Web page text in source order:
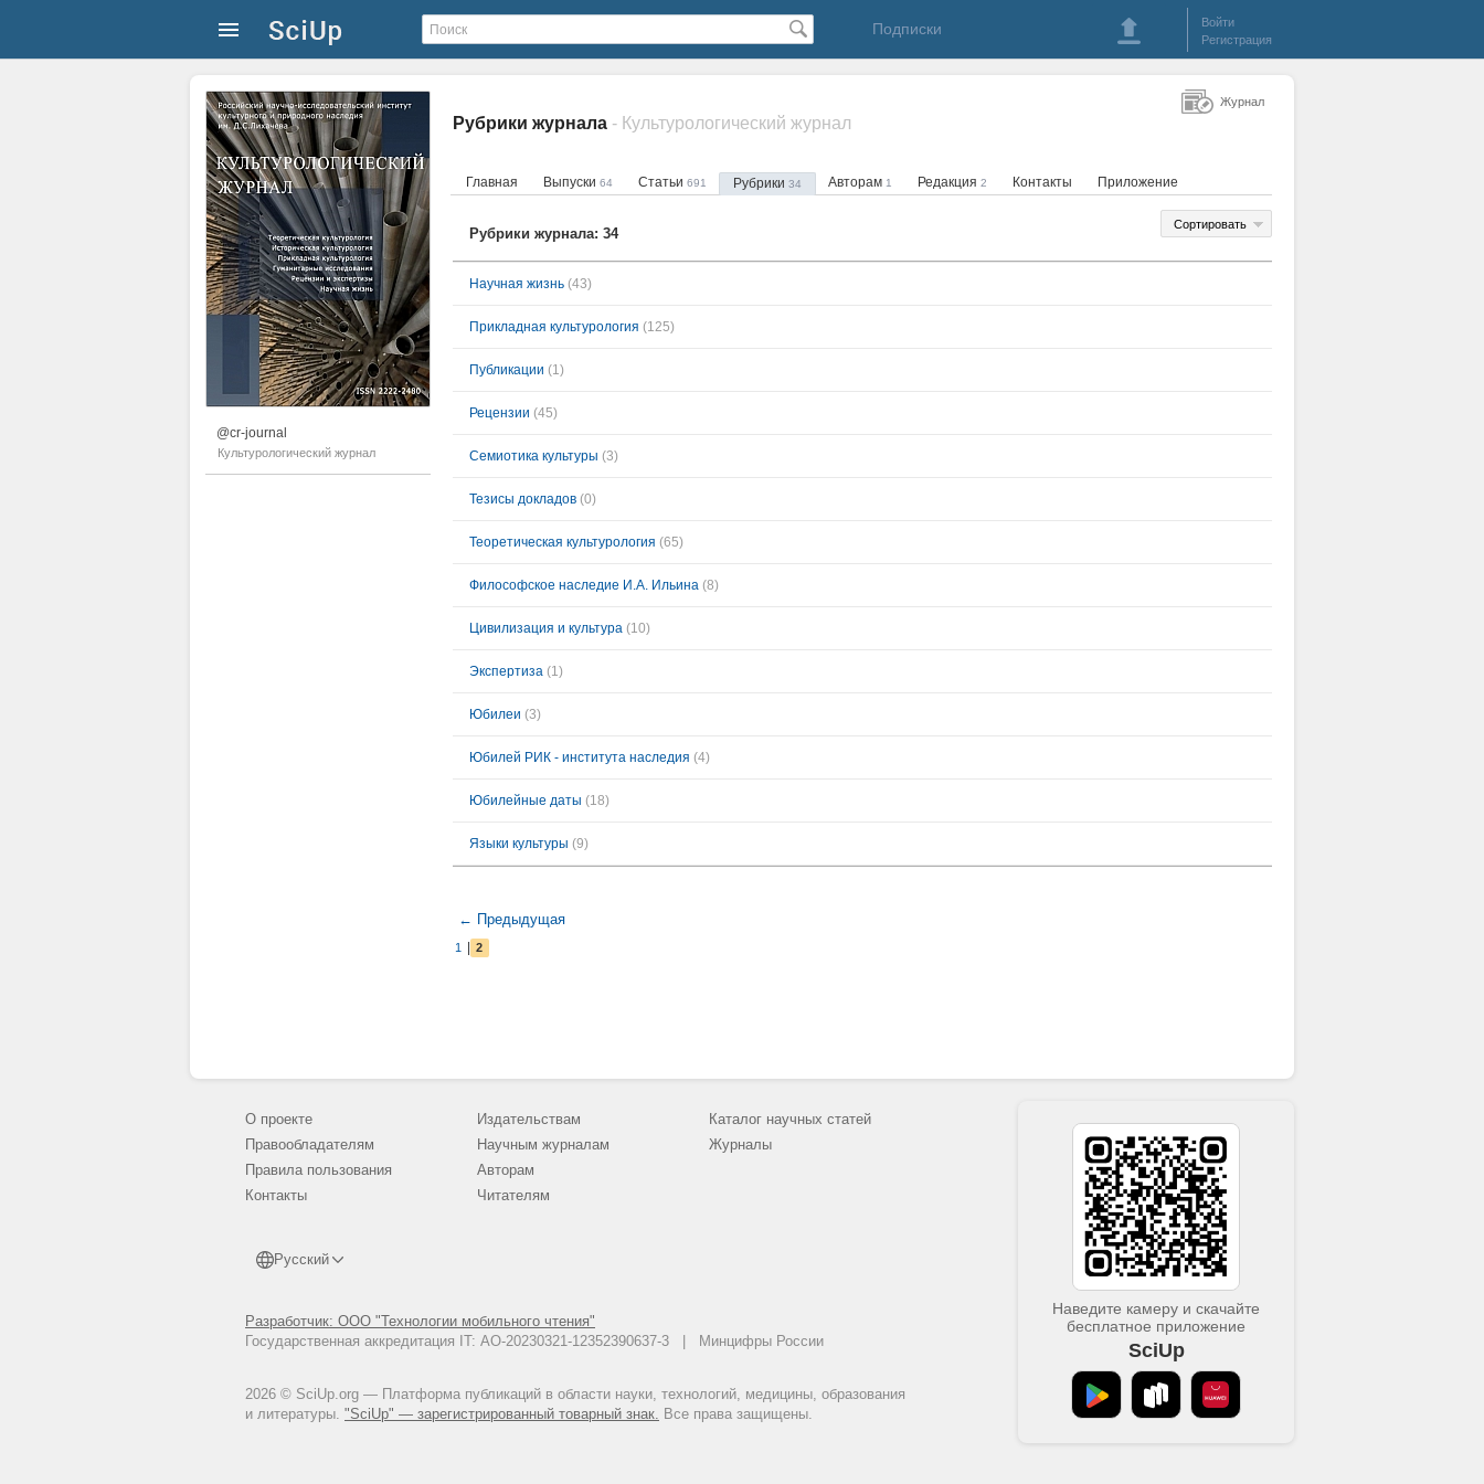
Подписки
Войти
Регистрация
@cr-journal
Культурологический журнал
Рубрики журнала - Культурологический журнал
Главная Выпуски 64 Статьи 691 Рубрики 34 Авторам 1 Редакция 2 Контакты Приложение
Сортировать
Рубрики журнала: 34
Научная жизнь (43)
Прикладная культурология (125)
Публикации (1)
Рецензии (45)
Семиотика культуры (3)
Тезисы докладов (0)
Теоретическая культурология (65)
Философское наследие И.А. Ильина (8)
Цивилизация и культура (10)
Экспертиза (1)
Юбилеи (3)
Юбилей РИК - института наследия (4)
Юбилейные даты (18)
Языки культуры (9)
← Предыдущая
1 2
Журнал
О проекте
Правообладателям
Правила пользования
Контакты
Русский
Разработчик: ООО "Технологии мобильного чтения"
Государственная аккредитация IT: АО-20230321-12352390637-3 | Минцифры России
2026 © SciUp.org — Платформа публикаций в области науки, технологий, медицины, образования
и литературы. "SciUp" — зарегистрированный товарный знак. Все права защищены.
Издательствам
Научным журналам
Авторам
Читателям
Каталог научных статей
Журналы
Наведите камеру и скачайте
бесплатное приложение
SciUp